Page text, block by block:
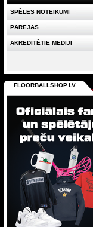
SPĒLES NOTEIKUMI
PĀREJAS
AKREDITĒTIE MEDIJI
FLOORBALLSHOP.LV